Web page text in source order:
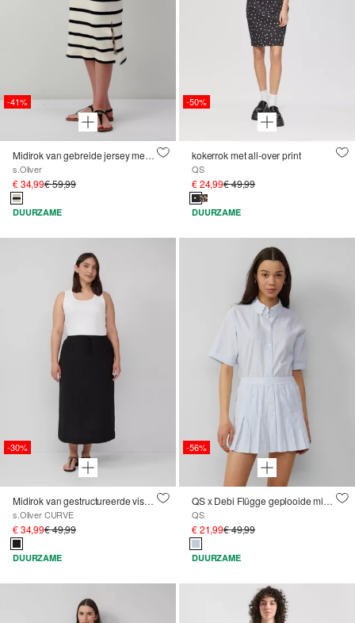
-41%
Midirok van gebreide jersey met strepen
s.Oliver
€ 34,99€ 59,99
DUURZAME
-50%
kokerrok met all-over print
QS
€ 24,99€ 49,99
DUURZAME
-30%
Midirok van gestructureerde viscosemix met split opzij
s.Oliver CURVE
€ 34,99€ 49,99
DUURZAME
-56%
QS x Debi Flügge geplooide minirok met fijne strepen
QS
€ 21,99€ 49,99
DUURZAME